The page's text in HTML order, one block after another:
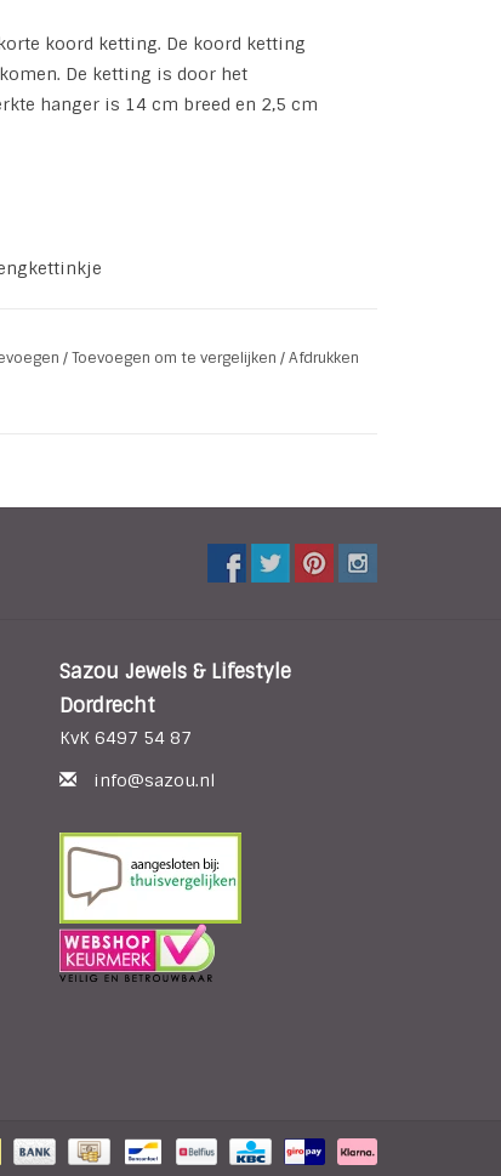
koord ketting. De koord ketting
De ketting is door het
hanger is 14 cm breed en 2,5 cm
/Toevoegen om te vergelijken /Afdrukken
Sazou Jewels & Lifestyle
Dordrecht
KvK 6497 54 87
info@sazou.nl